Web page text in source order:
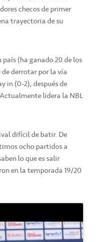
checos de primer
trayectoria de su
(ha ganado 20 de los
derrotar por la vía
in (0-2), después de
lidera la NBL
difícil de batir. De
ocho partidos a
lo que es salir
en la temporada 19/20